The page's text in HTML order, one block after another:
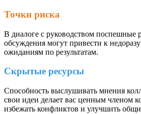
Точки риска
В диалоге с руководством поспешные
обсуждения могут привести к
ожиданиям по результатам.
Скрытые ресурсы
Способность выслушивать мнения
свои идеи делает вас ценным членом
избежать конфликтов и улучшить